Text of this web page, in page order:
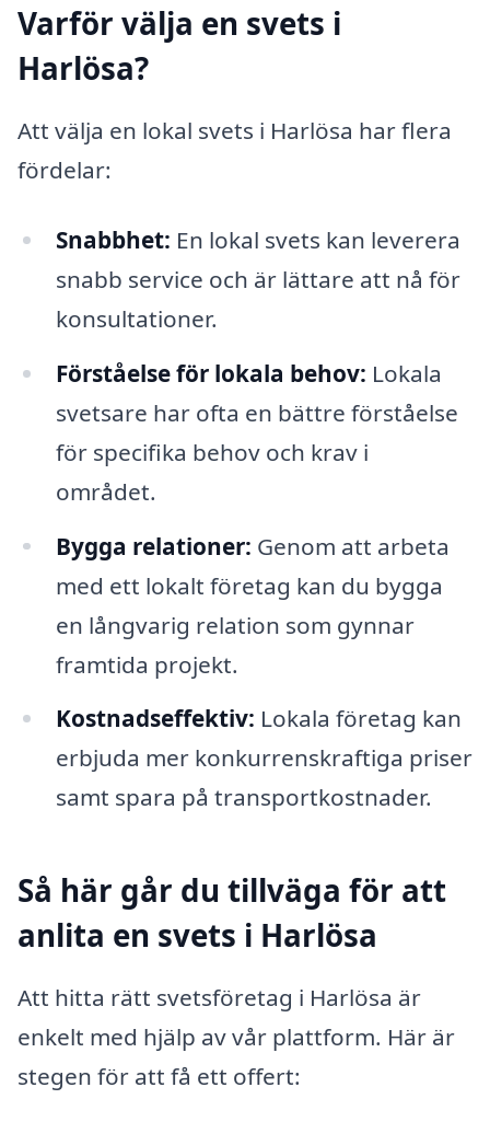
Varför välja en svets i
Harlösa?
Att välja en lokal svets i Harlösa har flera
fördelar:
Snabbhet: En lokal svets kan leverera
snabb service och är lättare att nå för
konsultationer.
Förståelse för lokala behov: Lokala
svetsare har ofta en bättre förståelse
för specifika behov och krav i
området.
Bygga relationer: Genom att arbeta
med ett lokalt företag kan du bygga
en långvarig relation som gynnar
framtida projekt.
Kostnadseffektiv: Lokala företag kan
erbjuda mer konkurrenskraftiga priser
samt spara på transportkostnader.
Så här går du tillväga för att
anlita en svets i Harlösa
Att hitta rätt svetsföretag i Harlösa är
enkelt med hjälp av vår plattform. Här är
stegen för att få ett offert: